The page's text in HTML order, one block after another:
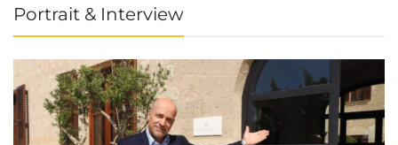
Portrait & Interview